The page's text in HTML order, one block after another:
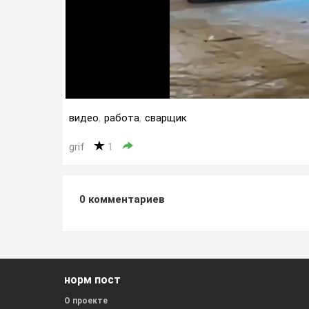
видео, работа, сварщик
grif 1
0 комментариев
норм пост
О проекте